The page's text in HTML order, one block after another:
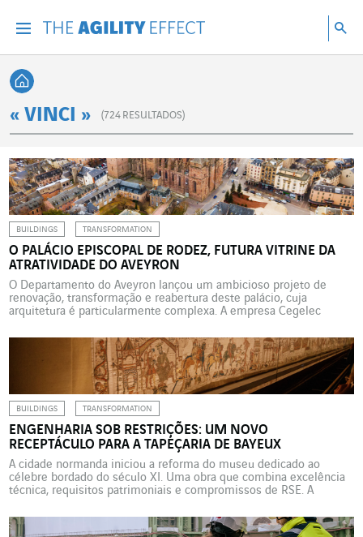
Voltar à página inicial
« VINCI » (724 RESULTADOS)
BUILDINGS TRANSFORMATION
O PALÁCIO EPISCOPAL DE RODEZ, FUTURA VITRINE DA
ATRATIVIDADE DO AVEYRON
O Departamento do Aveyron lançou um ambicioso projeto de
renovação, transformação e reabertura deste palácio, cuja
arquitetura é particularmente complexa. A empresa Cegelec
Determinado a preservar e valorizar seu patrimônio histórico, o
Departamento do Aveyron iniciou um projeto de reabilitação e
renovação do palácio episcopal de […]
BUILDINGS TRANSFORMATION
ENGENHARIA SOB RESTRIÇÕES: UM NOVO
RECEPTÁCULO PARA A TAPEÇARIA DE BAYEUX
A cidade normanda iniciou a reforma do museu dedicado ao
célebre bordado do século XI. Uma obra que combina excelência
técnica, requisitos patrimoniais e compromissos de RSE. A
foi selecionada para uma parte do lote técnico. No outono de
2025, o Museu da Tapeçaria de Bayeux fechou suas […]